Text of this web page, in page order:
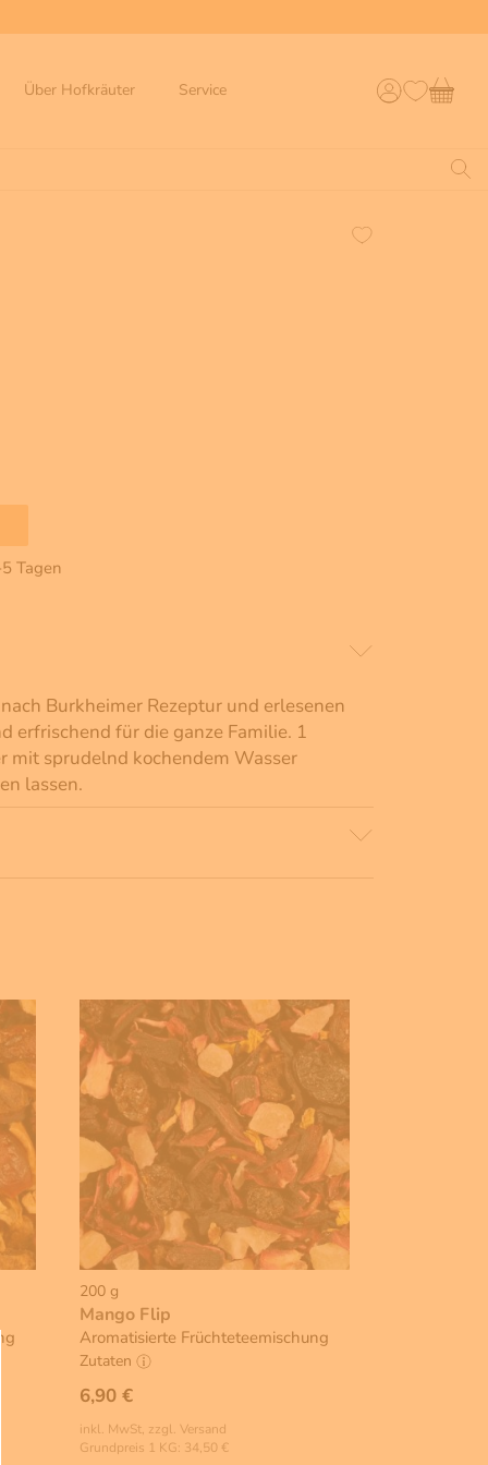
Über Hofkräuter Service
Tagen
Burkheimer Rezeptur und erlesenen
erfrischend für die ganze Familie. 1
mit sprudelnd kochendem Wasser
lassen.
200 g
Mango Flip
Aromatisierte Früchteteemischung
Zutaten
6,90 €
inkl. MwSt, zzgl. Versand
Grundpreis 1 KG: 34,50 €